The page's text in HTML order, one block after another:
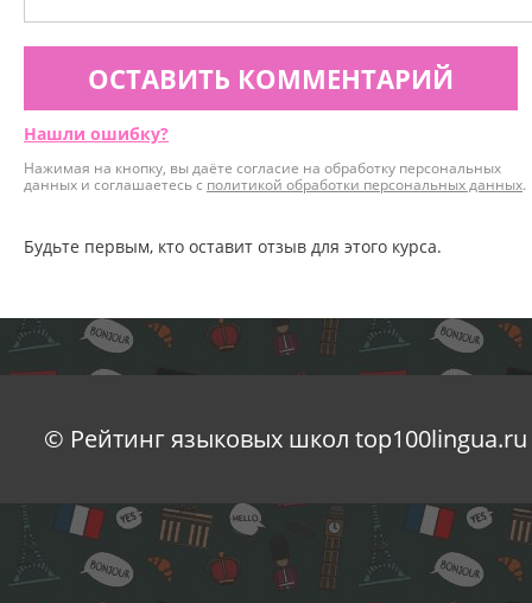
ОСТАВИТЬ КОММЕНТАРИЙ
Нашли ошибку?
Нажимая на кнопку, вы даёте согласие на обработку персональных
данных и соглашаетесь с политикой обработки персональных данных.
Будьте первым, кто оставит отзыв для этого курса.
© Рейтинг языковых школ top100lingua.ru